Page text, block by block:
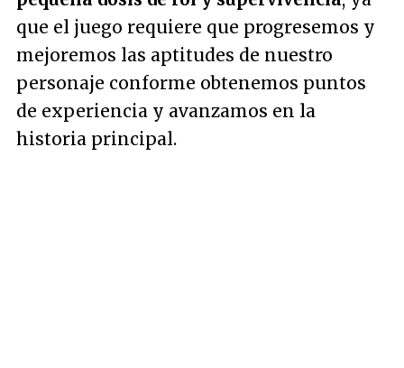
que el juego requiere que progresemos y
mejoremos las aptitudes de nuestro
personaje conforme obtenemos puntos
de experiencia y avanzamos en la
historia principal.